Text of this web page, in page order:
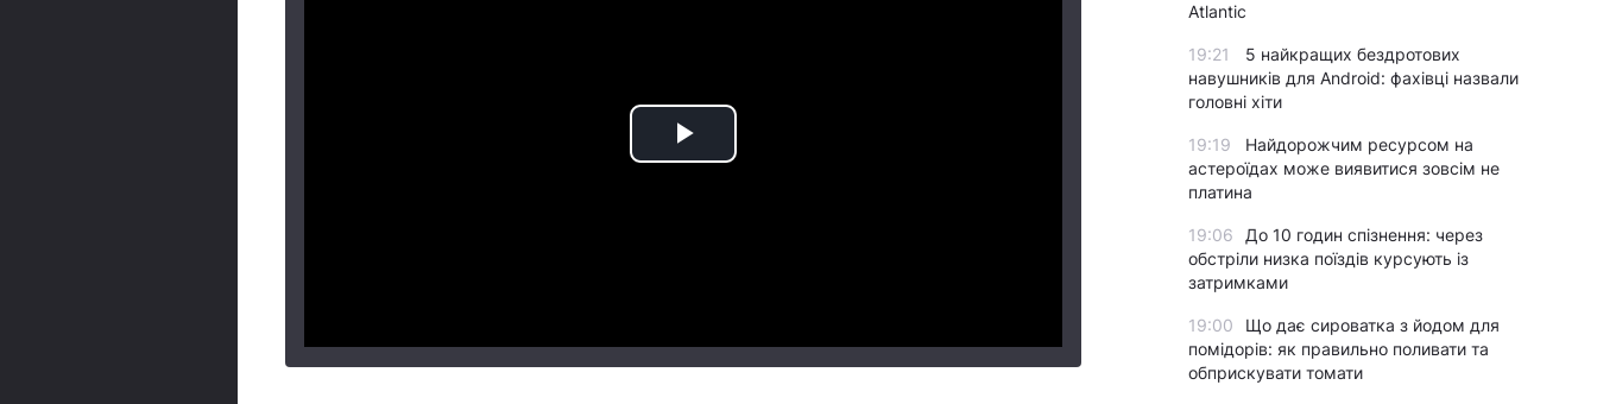
Play
Atlantic
19:21
5 найкращих бездротових
навушників для Android: фахівці назвали
головні хіти
19:19
Найдорожчим ресурсом на
астероїдах може виявитися зовсім не
платина
19:06
До 10 годин спізнення: через
обстріли низка поїздів курсують із
затримками
19:00
Що дає сироватка з йодом для
помідорів: як правильно поливати та
обприскувати томати